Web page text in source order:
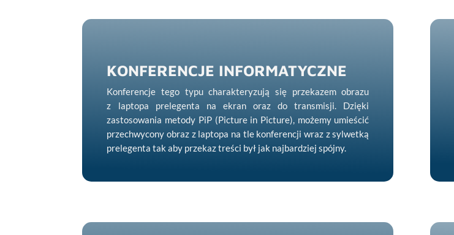
KONFERENCJE INFORMATYCZNE
Konferencje tego typu charakteryzują się przekazem obrazu
z laptopa prelegenta na ekran oraz do transmisji. Dzięki
zastosowania metody PiP (Picture in Picture), możemy umieścić
przechwycony obraz z laptopa na tle konferencji wraz z sylwetką
prelegenta tak aby przekaz treści był jak najbardziej spójny.